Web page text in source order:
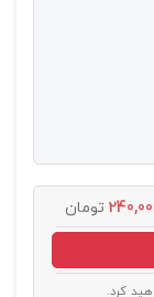
تومان
کرد.